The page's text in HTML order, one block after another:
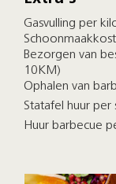
Gasvulling per
Bezorgen van
10KM)
Ophalen van
Statafel huur per
Huur